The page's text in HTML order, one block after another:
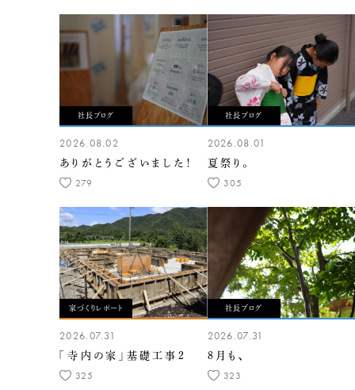
社長ブログ
2026.08.02
ありがとうございました！
279
社長ブログ
2026.08.01
夏祭り。
305
家づくりレポート
2026.07.31
「寺内の家」基礎工事2
325
社長ブログ
2026.07.31
8月も、
323